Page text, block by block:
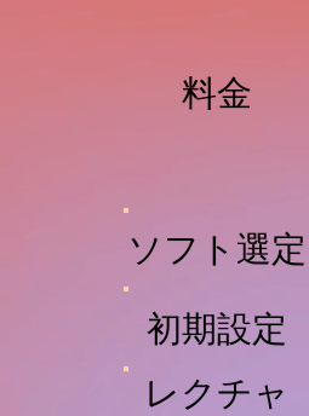
​ソフト選定
初期設定
レクチャ
料金